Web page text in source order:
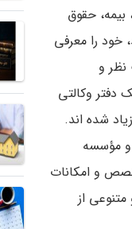
حقوق
خود را معرفی
و
دفتر وکالتی
شده ­اند.
و مؤسسه
و امکانات
از